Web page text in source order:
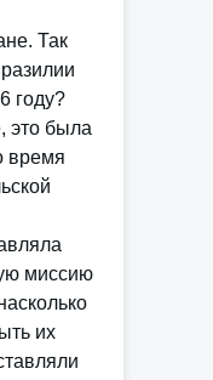
Так
году?
это была
время
миссию
их